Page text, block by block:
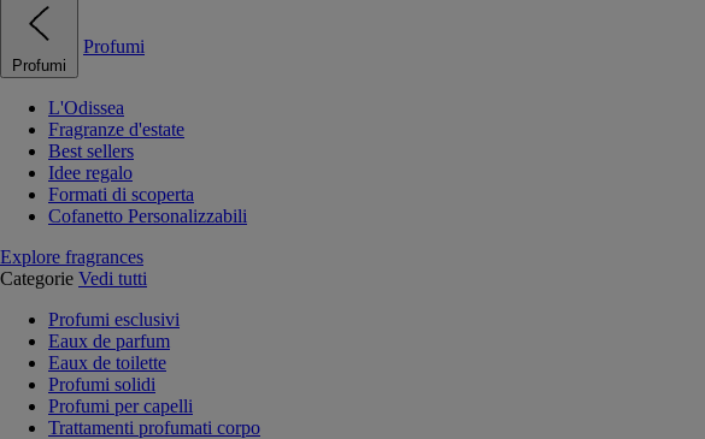
Profumi
Profumi
L'Odissea
Fragranze d'estate
Best sellers
Idee regalo
Formati di scoperta
Cofanetto Personalizzabili
Explore fragrances
Categorie Vedi tutti
Profumi esclusivi
Eaux de parfum
Eaux de toilette
Profumi solidi
Profumi per capelli
Trattamenti profumati corpo